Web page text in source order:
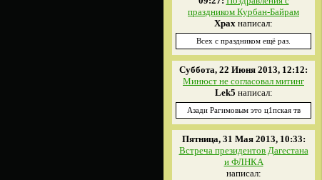
праздником Курбан-Байрам
Xpax написал:
Всех с праздником ещё раз.
Суббота, 22 Июня 2013, 12:12:
Минюст не согласовал митинг
Lek5 написал:
Азади Рагимовым это ц1пская тв
Пятница, 31 Мая 2013, 10:33:
Встреча президентов Дагестана
и ФЛНКА
написал: